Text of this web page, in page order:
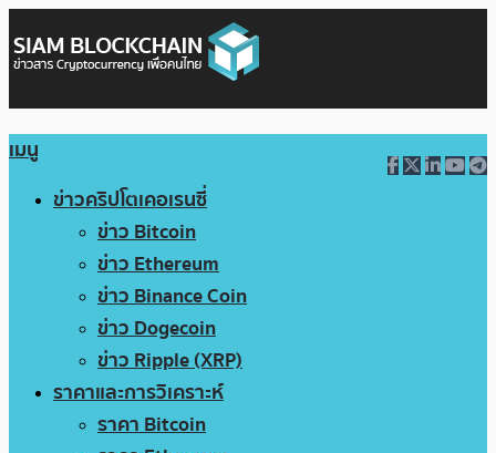
เมนู
ข่าวคริปโตเคอเรนซี่
ข่าว Bitcoin
ข่าว Ethereum
ข่าว Binance Coin
ข่าว Dogecoin
ข่าว Ripple (XRP)
ราคาและการวิเคราะห์
ราคา Bitcoin